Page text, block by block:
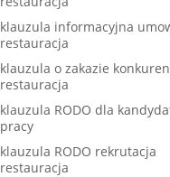
klauzula informacyjna
restauracja
klauzula o zakazie
restauracja
klauzula RODO dla
pracy
klauzula RODO rekrutacja
restauracja